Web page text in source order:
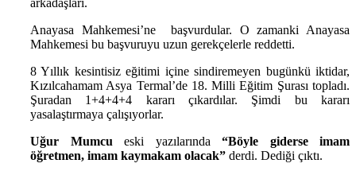
arkadaşları.
Anayasa Mahkemesi’ne başvurdular. O zamanki Anayasa
Mahkemesi bu başvuruyu uzun gerekçelerle reddetti.
8 Yıllık kesintisiz eğitimi içine sindiremeyen bugünkü iktidar,
Kızılcahamam Asya Termal’de 18. Milli Eğitim Şurası topladı.
Şuradan 1+4+4+4 kararı çıkardılar. Şimdi bu kararı
yasalaştırmaya çalışıyorlar.
Uğur Mumcueski yazılarında “Böyle giderse imam
öğretmen, imam kaymakam olacak” derdi. Dediği çıktı.